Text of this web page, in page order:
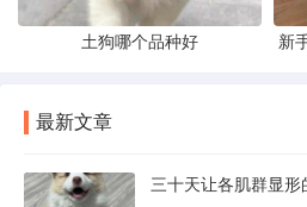
土狗哪个品种好 新
最新文章
三十天让各肌群显形